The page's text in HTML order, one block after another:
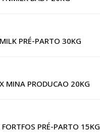
PRÉ-PARTO 30KG
MINA PRODUCAO 20KG
PRÉ-PARTO 15KG